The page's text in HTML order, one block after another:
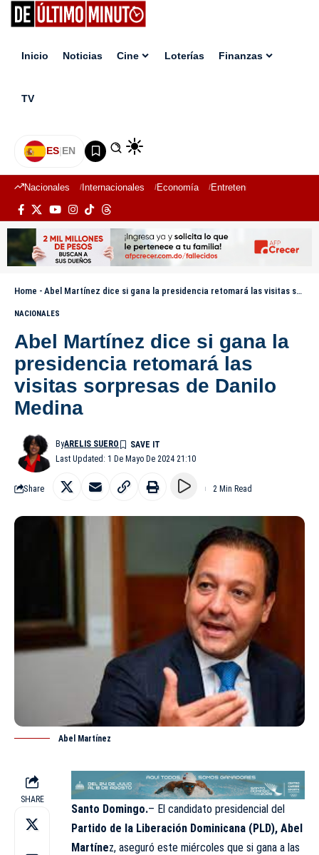
Inicio Noticias Cine Loterías Finanzas
TV
ES|EN
Nacionales Internacionales Economía Entretenimiento
Home - Abel Martínez dice si gana la presidencia retomará las visitas sorpresas de Danilo Medina
NACIONALES
Abel Martínez dice si gana la
presidencia retomará las
visitas sorpresas de Danilo
Medina
Last Updated: 1 De Mayo De 2024 21:10
ByARELIS SUERO
Share 2 Min Read
Abel Martínez
SHARE
Santo Domingo.– El candidato presidencial del
Partido de la Liberación Dominicana (PLD), Abel
Martínez, aseguró este miércoles que si gana a las